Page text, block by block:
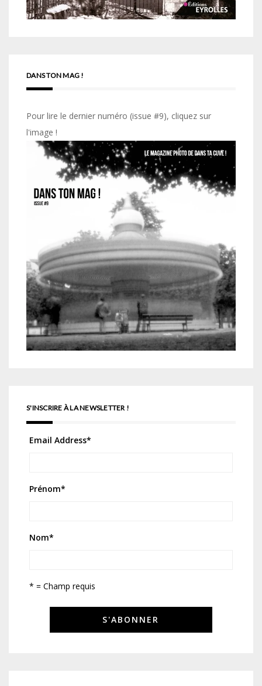
DANS TON MAG !
Pour lire le dernier numéro (issue #9), cliquez sur
l'image !
S'INSCRIRE À LA NEWSLETTER !
Email Address*
Prénom*
Nom*
* = Champ requis